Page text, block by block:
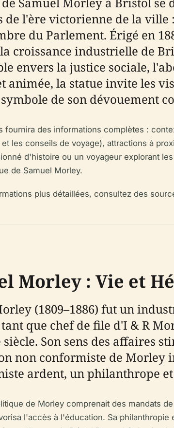
de l'ère victorienne de la
du Parlement. Érigé en
croissance industrielle de
envers la justice sociale,
animée, la statue invite les
de son dévouement
fournira des informations complètes :
les conseils de voyage), attractions à
d'histoire ou un voyageur explorant
de Samuel Morley.
plus détaillées, consultez des
Morley : Vie et
(1809–1886) fut un
que chef de file d'I & R
siècle. Son sens des affaires
non conformiste de Morley
ardent, un philanthrope
de Morley comprenait des mandats
l'accès à l'éducation. Sa